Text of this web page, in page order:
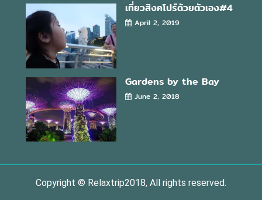
เที่ยวสิงคโปร์ด้วยตัวเอง#4
April 2, 2019
Gardens by the Bay
June 2, 2018
Copyright © Relaxtrip2018, All rights reserved.